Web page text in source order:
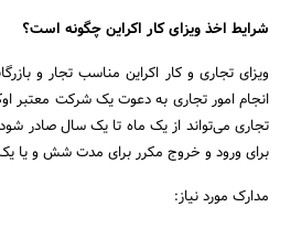
شرایط اخذ ویزای کار اکراین چگونه است؟
ویزای تجاری و کار اکراین مناسب تجار و
انجام امور تجاری به دعوت یک شرکت معتبر
تجاری می‌تواند از یک ماه تا یک سال صادر
برای ورود و خروج مکرر برای مدت شش و یا
مدارک مورد نیاز: